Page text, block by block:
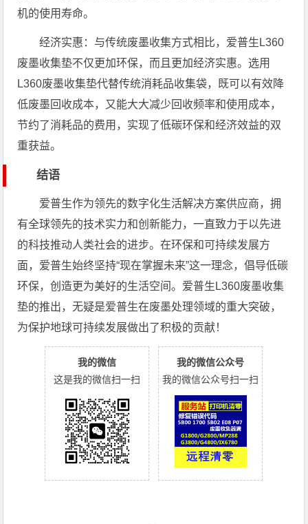
机的使用寿命。
经济实惠：与传统废墨收集方式相比，爱普生L360
废墨收集垫不仅更加环保，而且更加经济实惠。选用
L360废墨收集垫代替传统消耗品收集袋，既可以有效降
低废墨回收成本，又能大大减少回收频率和使用成本，
节约了消耗品的费用，实现了低碳环保和经济效益的双
重获益。
结语
爱普生作为领先的数字化生活解决方案供应商，拥
有全球领先的技术实力和创新能力，一直致力于以先进
的科技推动人类社会的进步。在环保和可持续发展方
面，爱普生始终坚持“现在掌握未来”这一理念，倡导低碳
环保，创造更为美好的生活空间。爱普生L360废墨收集
垫的推出，无疑是爱普生在废墨处理领域的重大突破，
为保护地球可持续发展做出了积极的贡献！
我的微信
这是我的微信扫一扫
我的微信公众号
我的微信公众号扫一扫